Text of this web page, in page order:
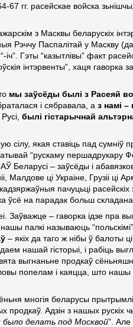
67 гг. расейскае войска
з Масквы беларускіх
Рэччу Паспалітай у Маскву
Гэты “казытлівы” факт
інтэрвенты”, хаця гаворка
мы заўсёды былі з Расеяй
і сябравала, аз намі –
Русі,былі гістарычнай
якая ставіць пад сумніў
“рускаму першадрукару
Беларусі – заўсёды і
Малдове ці Украіне, Грузіі ці
пачуцьці
ўсё на парадак больш складана.
– гаворка ідзе пра
палкі называюць “польскімі”
– якіх да таго ж нібы ў балоты
нашай гісторыі, і рабіць
выгнаньне продкаў
попелам і каяцца, што нашы
многія беларусы
продкаў. Адзін з нашых рускіх
было делать под Москвой”. Але